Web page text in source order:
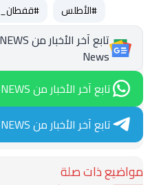
#الأطلس #قفطان_2026
News
تابع آخر الأخبار من H-NEWS آش نيوز عبر WhatsApp
تابع آخر الأخبار من H-NEWS آش نيوز عبر Telegram
مواضيع ذات صلة